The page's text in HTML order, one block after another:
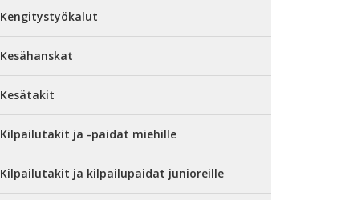
Kengitystyökalut
Kesähanskat
Kesätakit
Kilpailutakit ja -paidat miehille
Kilpailutakit ja kilpailupaidat junioreille